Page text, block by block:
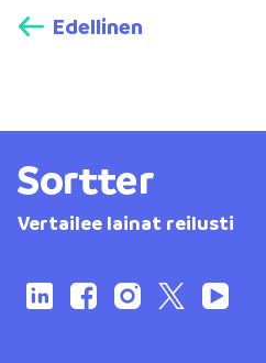
Edellinen
Vertailee lainat reilusti